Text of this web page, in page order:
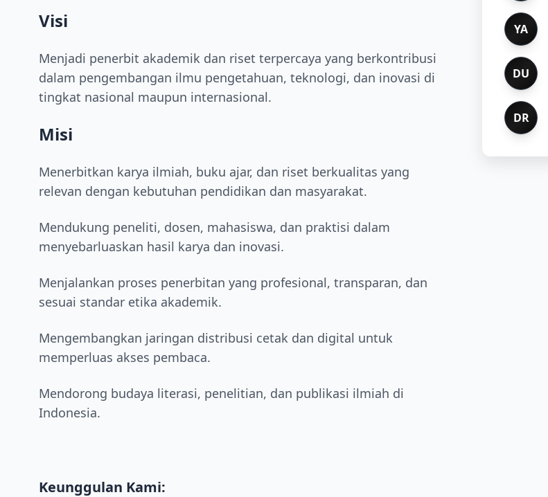
Visi
Menjadi penerbit akademik dan riset terpercaya yang berkontribusi
dalam pengembangan ilmu pengetahuan, teknologi, dan inovasi di
tingkat nasional maupun internasional.
Misi
Menerbitkan karya ilmiah, buku ajar, dan riset berkualitas yang
relevan dengan kebutuhan pendidikan dan masyarakat.
Mendukung peneliti, dosen, mahasiswa, dan praktisi dalam
menyebarluaskan hasil karya dan inovasi.
Menjalankan proses penerbitan yang profesional, transparan, dan
sesuai standar etika akademik.
Mengembangkan jaringan distribusi cetak dan digital untuk
memperluas akses pembaca.
Mendorong budaya literasi, penelitian, dan publikasi ilmiah di
Indonesia.
Keunggulan Kami:
YA
DU
DR